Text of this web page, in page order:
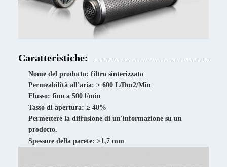
Caratteristiche:
Nome del prodotto: filtro sinterizzato
Permeabilità all'aria: ≥ 600 L/Dm2/Min
Flusso: fino a 500 l/min
Tasso di apertura: ≥ 40%
Permettere la diffusione di un'informazione su un
prodotto.
Spessore della parete: ≥1,7 mm